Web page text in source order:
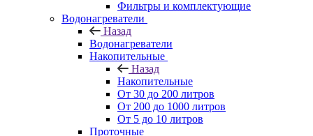
Фильтры и комплектующие
Водонагреватели
Назад
Водонагреватели
Накопительные
Назад
Накопительные
От 30 до 200 литров
От 200 до 1000 литров
От 5 до 10 литров
Проточные